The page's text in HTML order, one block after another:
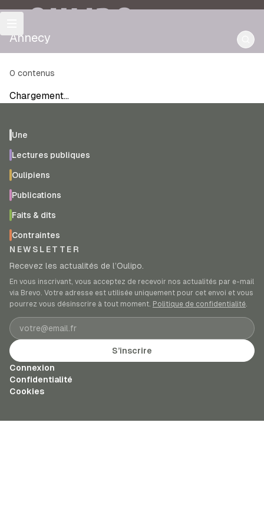
OULIPO
Annecy
0 contenus
Chargement…
Une
Lectures publiques
Oulipiens
Publications
Faits & dits
Contraintes
NEWSLETTER
Recevez les actualités de l’Oulipo.
En vous inscrivant, vous acceptez de recevoir nos actualités par e-mail
via Brevo. Votre adresse est utilisée uniquement pour cet envoi et vous
pourrez vous désinscrire à tout moment. Politique de confidentialité.
Adresse e-mail
S’inscrire
Connexion
Confidentialité
Cookies